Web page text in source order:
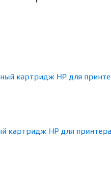
картридж HP для